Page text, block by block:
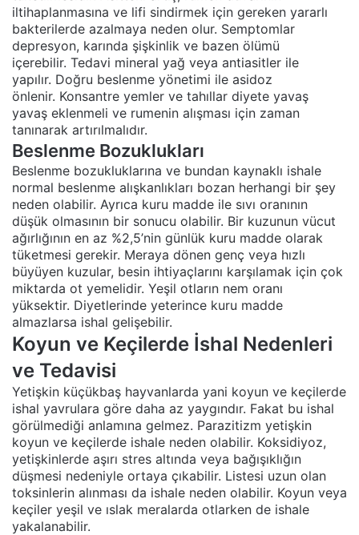
iltihaplanmasına ve lifi sindirmek için gereken yararlı
bakterilerde azalmaya neden olur. Semptomlar
depresyon, karında şişkinlik ve bazen ölümü
içerebilir. Tedavi mineral yağ veya antiasitler ile
yapılır. Doğru beslenme yönetimi ile asidoz
önlenir. Konsantre yemler ve tahıllar diyete yavaş
yavaş eklenmeli ve rumenin alışması için zaman
tanınarak artırılmalıdır.
Beslenme Bozuklukları
Beslenme bozukluklarına ve bundan kaynaklı ishale
normal beslenme alışkanlıkları bozan herhangi bir şey
neden olabilir. Ayrıca kuru madde ile sıvı oranının
düşük olmasının bir sonucu olabilir. Bir kuzunun vücut
ağırlığının en az %2,5’nin günlük kuru madde olarak
tüketmesi gerekir. Meraya dönen genç veya hızlı
büyüyen kuzular, besin ihtiyaçlarını karşılamak için çok
miktarda ot yemelidir. Yeşil otların nem oranı
yüksektir. Diyetlerinde yeterince kuru madde
almazlarsa ishal gelişebilir.
Koyun ve Keçilerde İshal Nedenleri
ve Tedavisi
Yetişkin küçükbaş hayvanlarda yani koyun ve keçilerde
ishal yavrulara göre daha az yaygındır. Fakat bu ishal
görülmediği anlamına gelmez. Parazitizm yetişkin
koyun ve keçilerde ishale neden olabilir. Koksidiyoz,
yetişkinlerde aşırı stres altında veya bağışıklığın
düşmesi nedeniyle ortaya çıkabilir. Listesi uzun olan
toksinlerin alınması da ishale neden olabilir. Koyun veya
keçiler yeşil ve ıslak meralarda otlarken de ishale
yakalanabilir.